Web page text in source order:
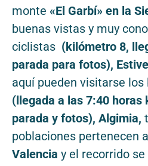
monte «El Garbí» en la
buenas vistas y muy
ciclistas (kilómetro 8,
parada para fotos),
aquí pueden visitarse los
(llegada a las 7:40 horas
parada y fotos), Algimia,
poblaciones pertenecen
Valencia y el recorrido